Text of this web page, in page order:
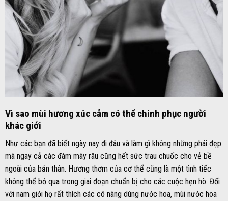
Vì sao mùi hương xúc cảm có thể chinh phục người
khác giới
Như các bạn đã biết ngày nay đi đâu và làm gì không những phái đẹp
mà ngay cả các đám mày râu cũng hết sức trau chuốc cho vẻ bề
ngoài của bản thân. Hương thơm của cơ thể cũng là một tình tiếc
không thể bỏ qua trong giai đoạn chuẩn bị cho các cuộc hẹn hò. Đối
với nam giới họ rất thích các cô nàng dùng nước hoa, mùi nước hoa